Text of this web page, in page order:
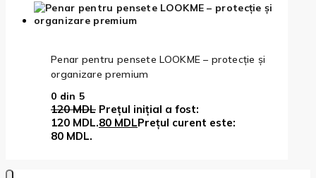
Penar pentru pensete LOOKME – protecție și
organizare premium
0 din 5
120MDL Prețul inițial a fost:
120 MDL.80 MDLPrețul curent este:
80 MDL.